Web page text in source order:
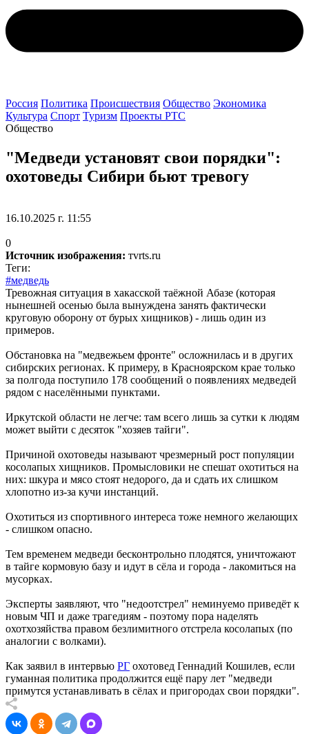
Россия Политика Происшествия Общество Экономика
Культура Спорт Туризм Проекты РТС
Общество
"Медведи установят свои порядки":
охотоведы Сибири бьют тревогу
16.10.2025 г. 11:55
0
Источник изображения: тvrts.ru
Теги:
#медведь
Тревожная ситуация в хакасской таёжной Абазе (которая
нынешней осенью была вынуждена занять фактически
круговую оборону от бурых хищников) - лишь один из
примеров.
Обстановка на "медвежьем фронте" осложнилась и в других
сибирских регионах. К примеру, в Красноярском крае только
за полгода поступило 178 сообщений о появлениях медведей
рядом с населёнными пунктами.
Иркутской области не легче: там всего лишь за сутки к людям
может выйти с десяток "хозяев тайги".
Причиной охотоведы называют чрезмерный рост популяции
косолапых хищников. Промысловики не спешат охотиться на
них: шкура и мясо стоят недорого, да и сдать их слишком
хлопотно из-за кучи инстанций.
Охотиться из спортивного интереса тоже немного желающих
- слишком опасно.
Тем временем медведи бесконтрольно плодятся, уничтожают
в тайге кормовую базу и идут в сёла и города - лакомиться на
мусорках.
Эксперты заявляют, что "недоотстрел" неминуемо приведёт к
новым ЧП и даже трагедиям - поэтому пора наделять
охотхозяйства правом безлимитного отстрела косолапых (по
аналогии с волками).
Как заявил в интервью РГ охотовед Геннадий Кошилев, если
гуманная политика продолжится ещё пару лет "медведи
примутся устанавливать в сёлах и пригородах свои порядки".